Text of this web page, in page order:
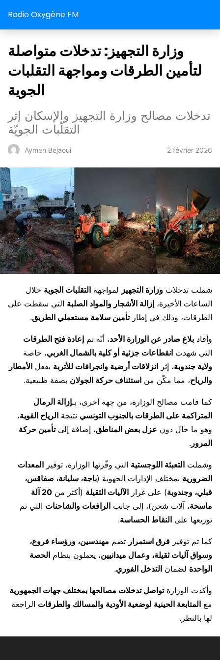
Radio Oxygène FM
وزارة التجهيز: تدخلات متواصلة
لتأمين الطرقات ومواجهة التقلبات
الجوية
تدخلات مصالح وزارة التجهيز والإسكان إثر
التقلّبات الجويّة
Aymen Bejaoui 2 février 2026
شملت تدخلات وزارة التجهيز لمواجهة التقلبات الجوية خلال
الساعات الأخيرة، إزالة الأشجار والمواد الصلبة التي سقطت على
الطرقات، وذلك في إطارتأمين سلامة مستعملي الطريق.
وأفاد بلاغ صادر عن الوزارة الأحد، أنّه تم إعادة فتح الطرقات
التي شهدت انقطاعات جزئية أو كلية بالشمال الغربي، خاصة
ولاية جندوبة، إثر انزلاقات أرضية وانجرافات للأتربة بفعل الأمطار
والرياح، مما مكّن من استئناف حركة الجولان بصفة طبيعية.
كما قامت مصالح الوزارة، من جهة أخرى، بـإزالة الرمال
المتراكمة على الطرقات بالجنوب التونسي نتيجة الرياح القوية،
وهو ما حال دون عزل بعض المناطق، إضافة إلىتأمين حركة
المرور .
وشملت التعبئة اللوجستية التي وفّرتها الوزارة، توفير المعدات
الضرورية بمختلف الإدارات الجهوية (باجة، سليانة، صفاقس،
قبلي، وجندوبة) على غرار الآليات الثقيلة (أكثر من
20 آلة
ماسحة، آلات شحن)، إلى جانب الرافعات والشاحنات التي تم
توزيعها على النقاط الحساسة.
كما تم توفير فرق استمرار تضم مهندسين، ورؤساء فروع،
وسواق آليات ثقيلة، وعمال ميدانيين، يعملون بنظام الحصة
الواحدة لضمان التدخل الفوري.
وأكدت الوزارةتواصل تدخلات مصالحها بمختلف جهات الجمهورية
مع المتابعة الحينية لوضعية الأودية والمسالك والطرقات الراجعة
لها بالنظر.